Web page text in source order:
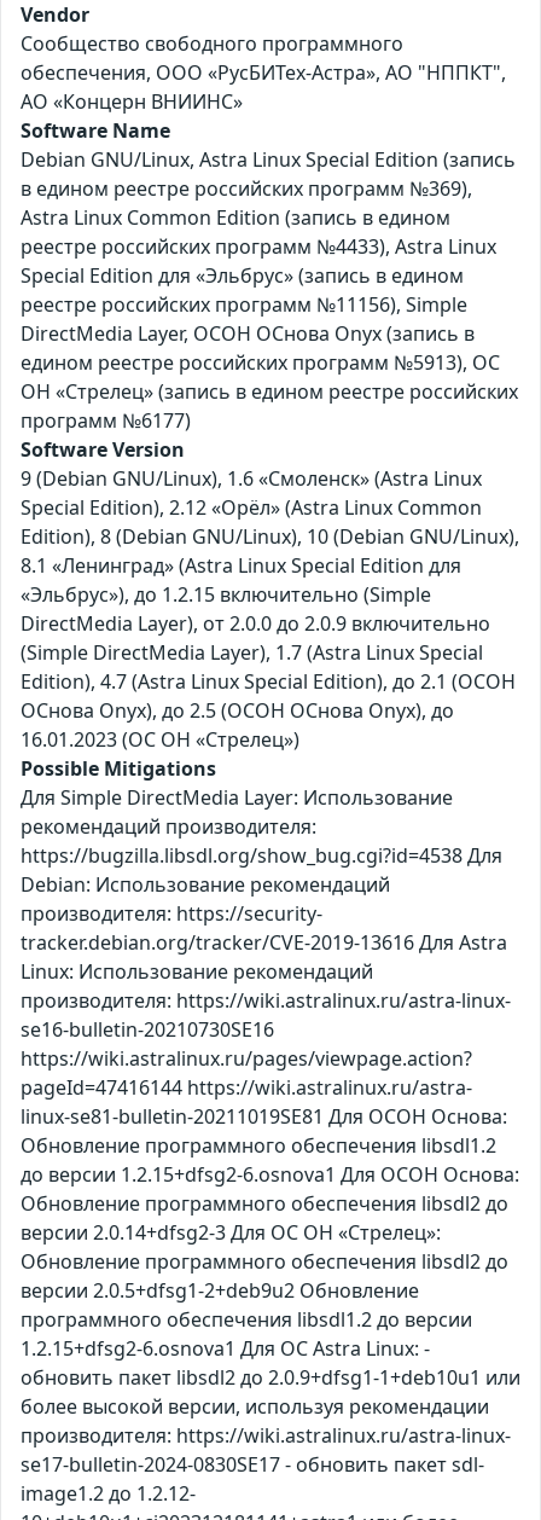
Vendor
Сообщество свободного программного
обеспечения, ООО «РусБИТех-Астра», АО "НППКТ",
АО «Концерн ВНИИНС»
Software Name
Debian GNU/Linux, Astra Linux Special Edition (запись
в едином реестре российских программ №369),
Astra Linux Common Edition (запись в едином
реестре российских программ №4433), Astra Linux
Special Edition для «Эльбрус» (запись в едином
реестре российских программ №11156), Simple
DirectMedia Layer, ОСОН ОСнова Оnyx (запись в
едином реестре российских программ №5913), ОС
ОН «Стрелец» (запись в едином реестре российских
программ №6177)
Software Version
9 (Debian GNU/Linux), 1.6 «Смоленск» (Astra Linux
Special Edition), 2.12 «Орёл» (Astra Linux Common
Edition), 8 (Debian GNU/Linux), 10 (Debian GNU/Linux),
8.1 «Ленинград» (Astra Linux Special Edition для
«Эльбрус»), до 1.2.15 включительно (Simple
DirectMedia Layer), от 2.0.0 до 2.0.9 включительно
(Simple DirectMedia Layer), 1.7 (Astra Linux Special
Edition), 4.7 (Astra Linux Special Edition), до 2.1 (ОСОН
ОСнова Оnyx), до 2.5 (ОСОН ОСнова Оnyx), до
16.01.2023 (ОС ОН «Стрелец»)
Possible Mitigations
Для Simple DirectMedia Layer: Использование
рекомендаций производителя:
https://bugzilla.libsdl.org/show_bug.cgi?id=4538 Для
Debian: Использование рекомендаций
производителя: https://security-
tracker.debian.org/tracker/CVE-2019-13616 Для Astra
Linux: Использование рекомендаций
производителя: https://wiki.astralinux.ru/astra-linux-
se16-bulletin-20210730SE16
https://wiki.astralinux.ru/pages/viewpage.action?
pageId=47416144 https://wiki.astralinux.ru/astra-
linux-se81-bulletin-20211019SE81 Для ОСОН Основа:
Обновление программного обеспечения libsdl1.2
до версии 1.2.15+dfsg2-6.osnova1 Для ОСОН Основа:
Обновление программного обеспечения libsdl2 до
версии 2.0.14+dfsg2-3 Для ОС ОН «Стрелец»:
Обновление программного обеспечения libsdl2 до
версии 2.0.5+dfsg1-2+deb9u2 Обновление
программного обеспечения libsdl1.2 до версии
1.2.15+dfsg2-6.osnova1 Для ОС Astra Linux: -
обновить пакет libsdl2 до 2.0.9+dfsg1-1+deb10u1 или
более высокой версии, используя рекомендации
производителя: https://wiki.astralinux.ru/astra-linux-
se17-bulletin-2024-0830SE17 - обновить пакет sdl-
image1.2 до 1.2.12-